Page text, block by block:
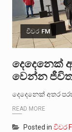
විවර FM
දෙදෙනෙක්
වෙන්න ජීවිත
දෙදෙනෙක් අතර
READ MORE
Posted in විවර